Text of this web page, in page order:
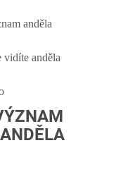
anděla
vidíte anděla